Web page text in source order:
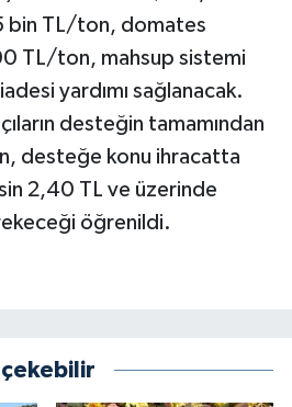
bin TL/ton, domates
TL/ton, mahsup sistemi
yardımı sağlanacak.
desteğin tamamından
desteğe konu ihracatta
2,40 TL ve üzerinde
öğrenildi.
çekebilir